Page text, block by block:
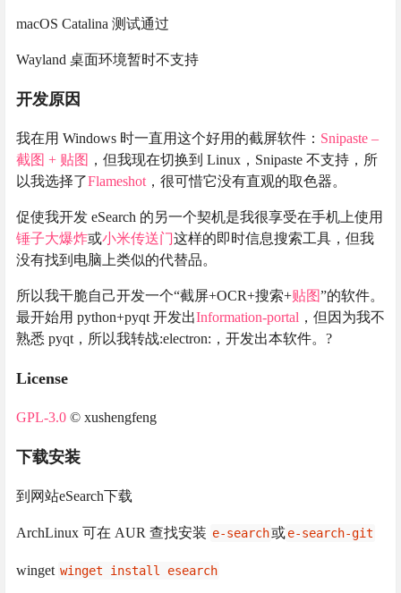
macOS Catalina 测试通过
Wayland 桌面环境暂时不支持
开发原因
我在用 Windows 时一直用这个好用的截屏软件： Snipaste –
截图 + 贴图 ，但我现在切换到 Linux，Snipaste 不支持，所
以我选择了Flameshot ，很可惜它没有直观的取色器。
促使我开发 eSearch 的另一个契机是我很享受在手机上使用
锤子大爆炸或小米传送门这样的即时信息搜索工具，但我
没有找到电脑上类似的代替品。
所以我干脆自己开发一个“截屏+OCR+搜索+贴图”的软件。
最开始用 python+pyqt 开发出Information-portal ，但因为我不
熟悉 pyqt，所以我转战:electron:，开发出本软件。?
License
GPL-3.0 © xushengfeng
下载安装
到网站eSearch下载
ArchLinux 可在 AUR 查找安装 e-search或e-search-git
winget winget install esearch